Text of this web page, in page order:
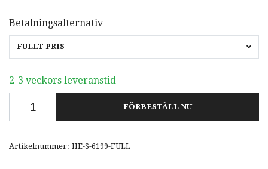
Betalningsalternativ
FULLT PRIS
2-3 veckors leveranstid
FÖRBESTÄLL NU
Artikelnummer: HE-S-6199-FULL